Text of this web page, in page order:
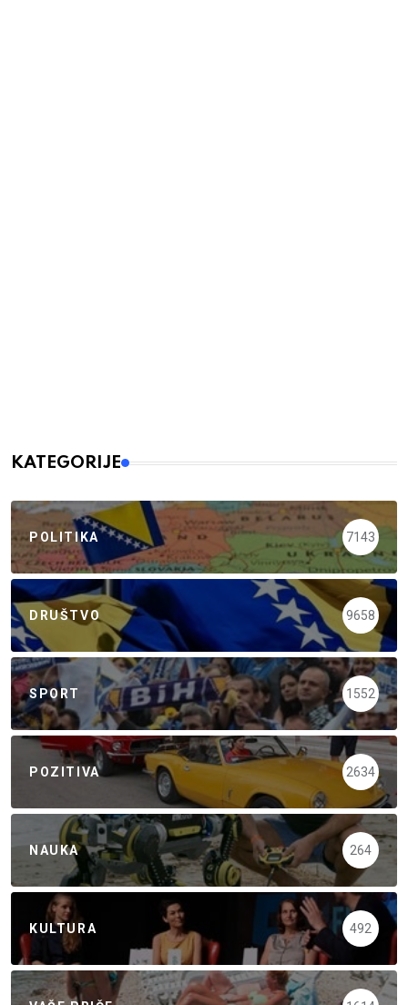
KATEGORIJE
POLITIKA 7143
DRUŠTVO 9658
SPORT 1552
POZITIVA 2634
NAUKA 264
KULTURA 492